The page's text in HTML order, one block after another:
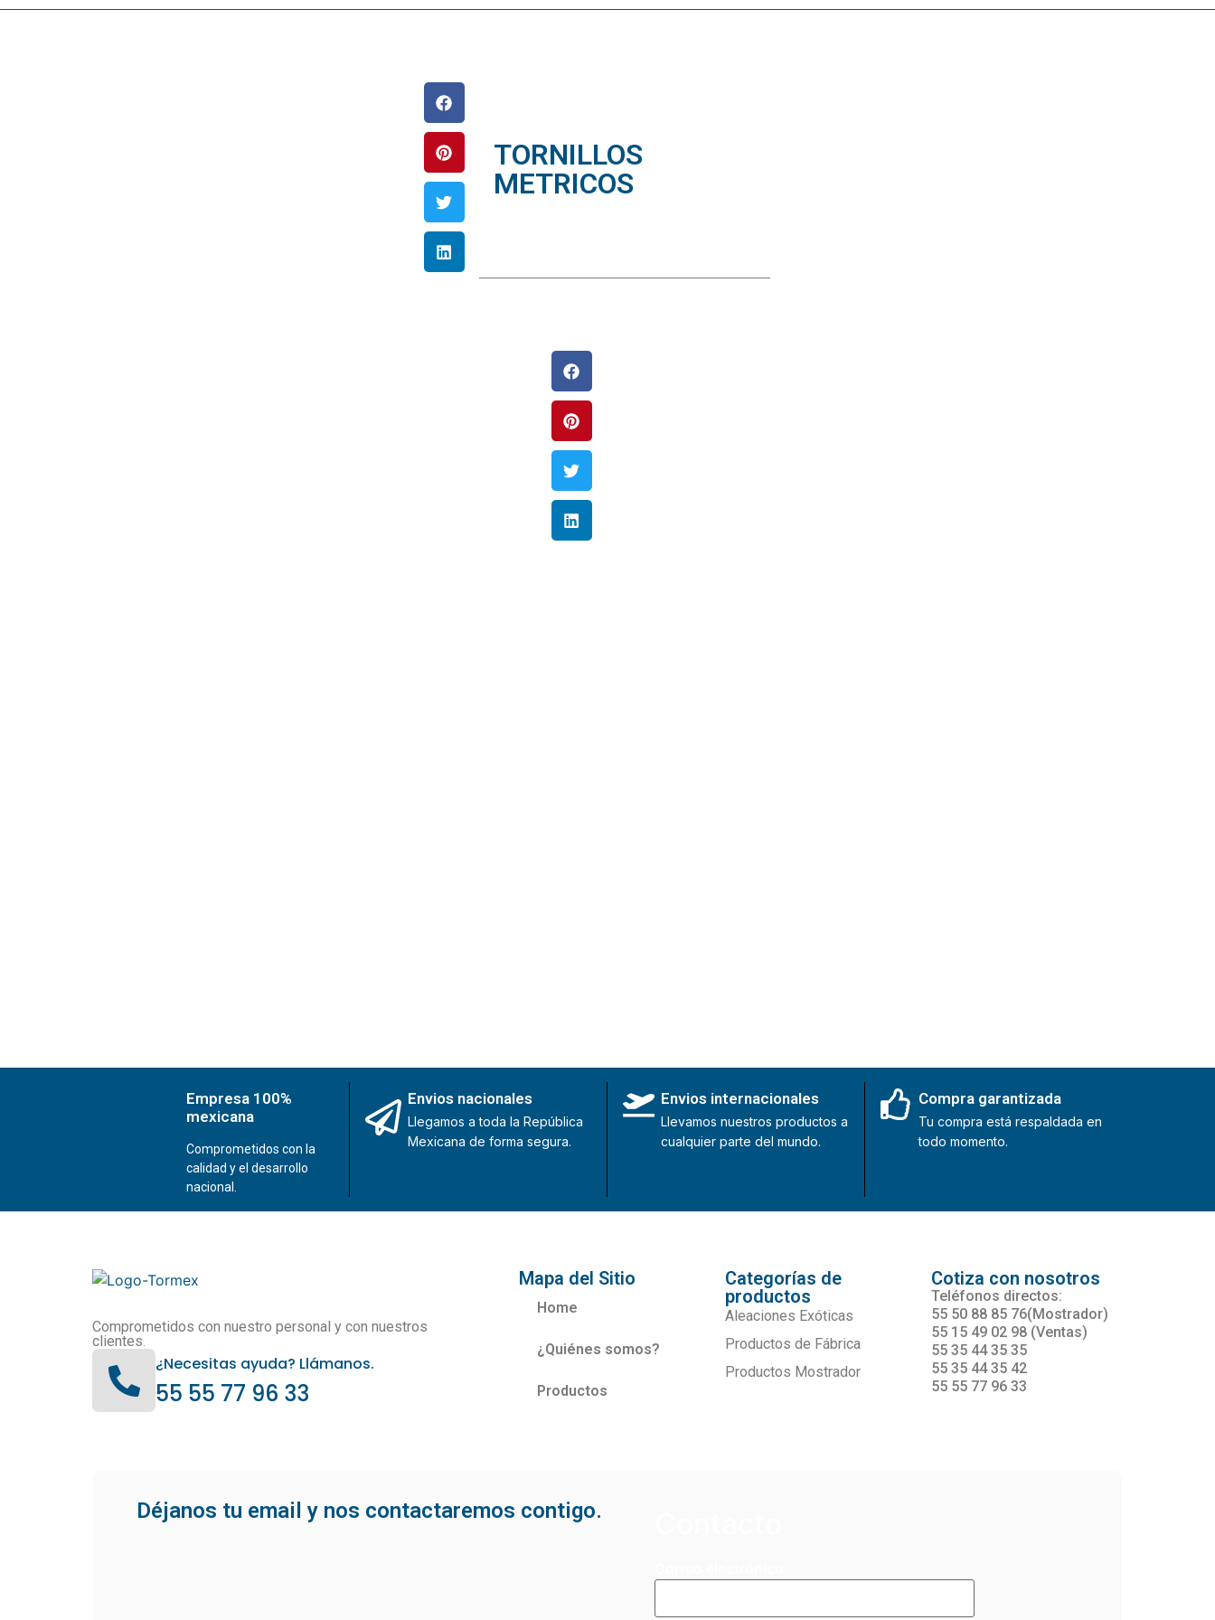
TORNILLOS
METRICOS
Empresa 100%
mexicana
Comprometidos con la
calidad y el desarrollo
nacional.
Envios nacionales
Llegamos a toda la República
Mexicana de forma segura.
Envios internacionales
Llevamos nuestros productos a
cualquier parte del mundo.
Compra garantizada
Tu compra está respaldada en
todo momento.
Comprometidos con nuestro personal y con nuestros
clientes.
¿Necesitas ayuda? Llámanos.
55 55 77 96 33
Mapa del Sitio
Home
¿Quiénes somos?
Productos
Categorías de
productos
Aleaciones Exóticas
Productos de Fábrica
Productos Mostrador
Cotiza con nosotros
Teléfonos directos:
55 50 88 85 76(Mostrador)
55 15 49 02 98 (Ventas)
55 35 44 35 35
55 35 44 35 42
55 55 77 96 33
Déjanos tu email y nos contactaremos contigo.